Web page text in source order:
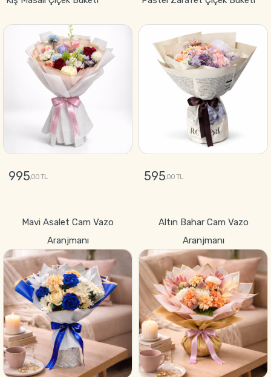
995,00 TL 595,00 TL
Mavi Asalet Cam Vazo
Aranjmanı
Altın Bahar Cam Vazo
Aranjmanı